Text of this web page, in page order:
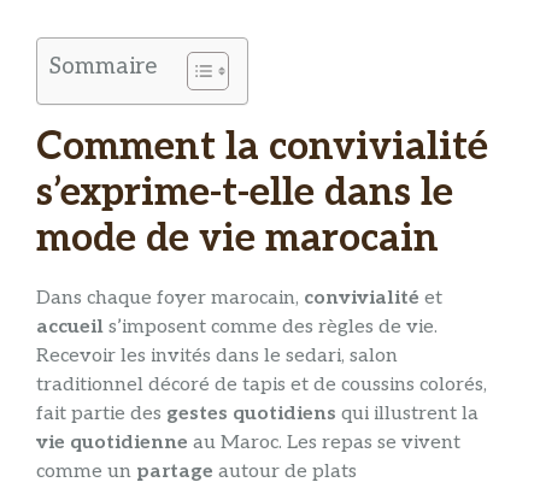
Sommaire
Comment la convivialité
s’exprime-t-elle dans le
mode de vie marocain
Dans chaque foyer marocain, convivialité et
accueil s’imposent comme des règles de vie.
Recevoir les invités dans le sedari, salon
traditionnel décoré de tapis et de coussins colorés,
fait partie des gestes quotidiens qui illustrent la
vie quotidienne au Maroc. Les repas se vivent
comme un partage autour de plats